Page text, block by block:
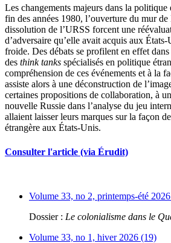
Les changements majeurs dans la politique
fin des années 1980, l’ouverture du mur
dissolution de l’URSS forcent une
d’adversaire qu’elle avait acquis aux
froide. Des débats se profilent en effet
des think tanks spécialisés en politique
compréhension de ces événements et à la
assiste alors à une déconstruction de
certaines propositions de collaboration, à
nouvelle Russie dans l’analyse du jeu
allaient laisser leurs marques sur la façon
étrangère aux États-Unis.
Consulter l'article (via Érudit)
Volume 33, no 2, printemps-été
Dossier : Le colonialisme dans le
Volume 33, no 1, hiver 2026 (19)